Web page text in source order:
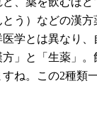
う）などの漢
学とは異なり
」と「生薬」
ね。この2種類